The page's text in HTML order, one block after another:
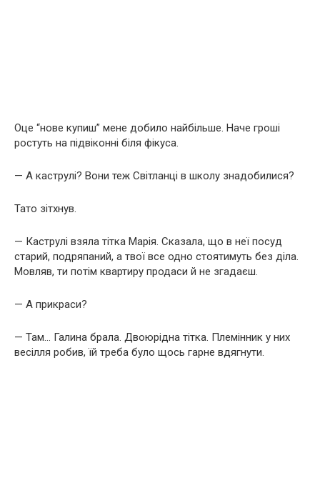
Оце “нове купиш” мене добило найбільше. Наче гроші
ростуть на підвіконні біля фікуса.
— А каструлі? Вони теж Світланці в школу знадобилися?
Тато зітхнув.
— Каструлі взяла тітка Марія. Сказала, що в неї посуд
старий, подряпаний, а твої все одно стоятимуть без діла.
Мовляв, ти потім квартиру продаси й не згадаєш.
— А прикраси?
— Там… Галина брала. Двоюрідна тітка. Племінник у них
весілля робив, їй треба було щось гарне вдягнути.